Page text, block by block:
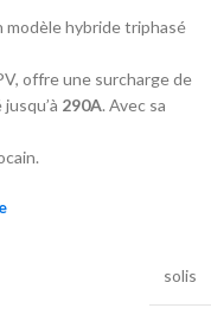
modèle hybride triphasé
offre une surcharge de
290A. Avec sa
solis